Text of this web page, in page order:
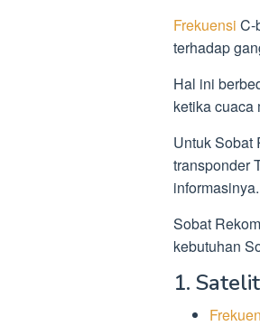
Frekuensi C-
terhadap
Hal ini
ketika cuaca
Untuk Sobat
transponder
informasinya.
Sobat
kebutuhan
1.